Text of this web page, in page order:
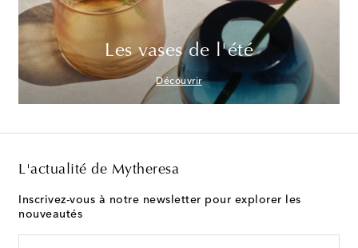
Les vases de l'été
Découvrir
L'actualité de Mytheresa
Inscrivez-vous à notre newsletter pour explorer les
nouveautés